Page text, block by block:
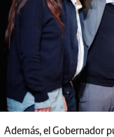
Además, el Gobernador